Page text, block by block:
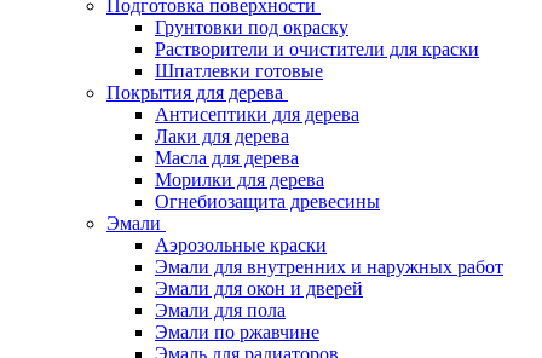
Подготовка поверхности
Грунтовки под окраску
Растворители и очистители для краски
Шпатлевки готовые
Покрытия для дерева
Антисептики для дерева
Лаки для дерева
Масла для дерева
Морилки для дерева
Огнебиозащита древесины
Эмали
Аэрозольные краски
Эмали для внутренних и наружных работ
Эмали для окон и дверей
Эмали для пола
Эмали по ржавчине
Эмаль для радиаторов